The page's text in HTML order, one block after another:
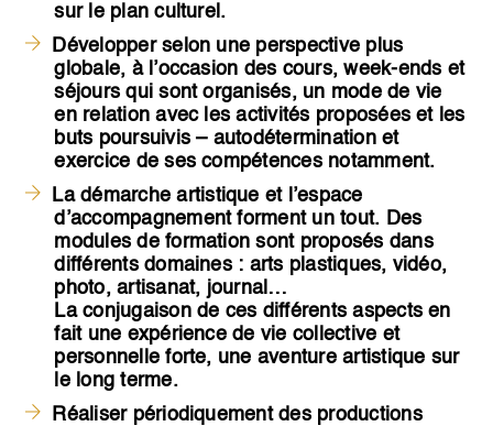
sur le plan culturel.
Développer selon une perspective plus
globale, à l’occasion des cours, week-ends et
séjours qui sont organisés, un mode de vie
en relation avec les activités proposées et les
buts poursuivis – autodétermination et
exercice de ses compétences notamment.
Ladémarche artistique et l’espace
d’accompagnement forment un tout. Des
modules de formation sont proposés dans
différents domaines : arts plastiques, vidéo,
photo, artisanat, journal…
La conjugaison de ces différents aspects en
fait une expérience de vie collective et
personnelle forte, une aventure artistique sur
le long terme.
Réaliser périodiquement des productions